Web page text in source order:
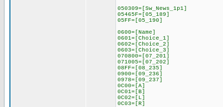
050309=[Sw_News_1p1]
05465F=[05_189]
05FF=[05_190]
0600=[Name]
0601=[Choice_1]
0602=[Choice_2]
0603=[Choice_3]
070800=[07_201]
071005=[07_202]
08FF=[08_235]
0900=[09_236]
0978=[09_237]
0C00=[A]
0C01=[B]
0C02=[L]
0C03=[R]